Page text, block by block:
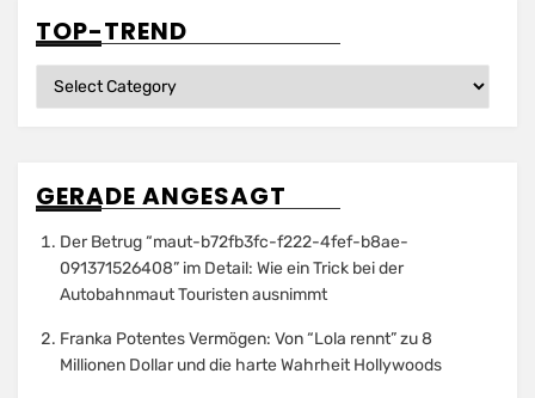
TOP-TREND
Top-
GERADE ANGESAGT
Der Betrug “maut-b72fb3fc-f222-4fef-b8ae-
091371526408” im Detail: Wie ein Trick bei der
Autobahnmaut Touristen ausnimmt
Franka Potentes Vermögen: Von “Lola rennt” zu 8
Millionen Dollar und die harte Wahrheit Hollywoods